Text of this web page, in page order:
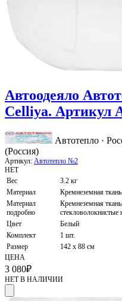
Автоодеяло
Celliya. Артикул
Автотепло ·
(Россия)
Артикул: Автотепло №2
НЕТ
Вес
3.2 кг
Материал
Кремнеземная ткань
Материал
подробно
Кремнеземная
стекловолокнистые
Цвет
Белый
Комплект
1 шт.
Размер
142 х 88 см
ЦЕНА
3 080₽
НЕТ В НАЛИЧИИ